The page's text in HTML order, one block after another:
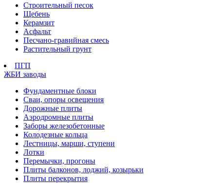
Строительный песок
Щебень
Керамзит
Асфальт
Песчано-гравийная смесь
Растительный грунт
ПГП
ЖБИ заводы
Фундаментные блоки
Сваи, опоры освещения
Дорожные плиты
Аэродромные плиты
Заборы железобетонные
Колодезные кольца
Лестницы, марши, ступени
Лотки
Перемычки, прогоны
Плиты балконов, лоджий, козырьки
Плиты перекрытия